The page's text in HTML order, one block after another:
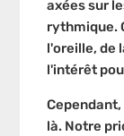
axées sur
rythmique.
l'oreille, de
l'intérêt
là. Notre